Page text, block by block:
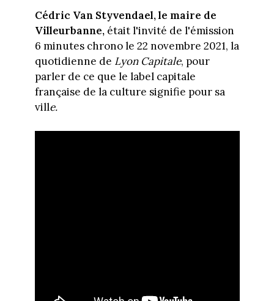
Cédric Van Styvendael, le maire de
Villeurbanne,était l'invité de l'émission
6 minutes chrono le 22 novembre 2021, la
quotidienne de Lyon Capitale, pour
parler de ce que le label capitale
française de la culture signifie pour sa
ville.